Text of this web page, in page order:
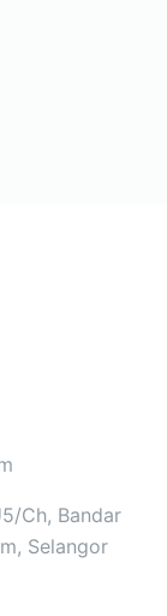
Ch, Bandar
Selangor